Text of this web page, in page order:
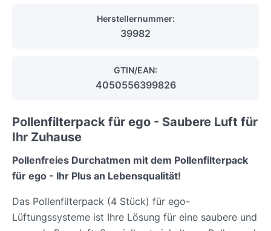
Herstellernummer:
39982
GTIN/EAN:
4050556399826
Pollenfilterpack für ego - Saubere Luft für
Ihr Zuhause
Pollenfreies Durchatmen mit dem Pollenfilterpack
für ego - Ihr Plus an Lebensqualität!
Das Pollenfilterpack (4 Stück) für ego-
Lüftungssysteme ist Ihre Lösung für eine saubere und